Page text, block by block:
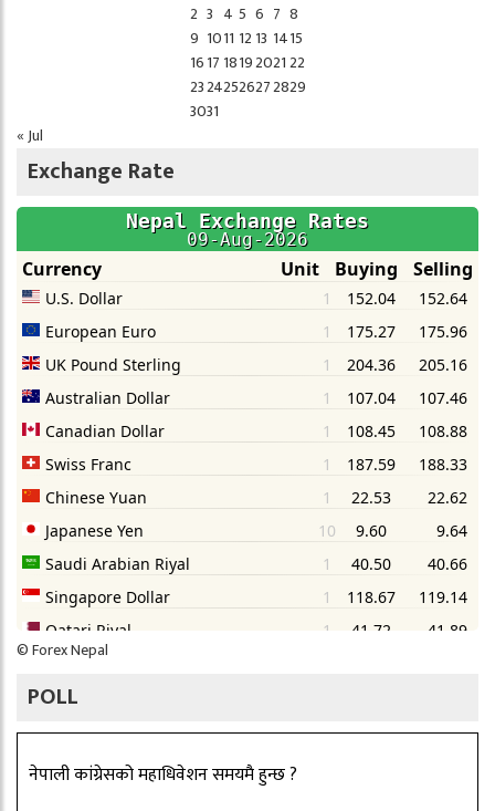
2 3 4 5 6 7 8
9 1011 12 13 1415
1617 1819202122
23242526272829
3031
« Jul
Exchange Rate
©Forex Nepal
POLL
नेपाली कांग्रेसको महाधिवेशन समयमै हुन्छ ?